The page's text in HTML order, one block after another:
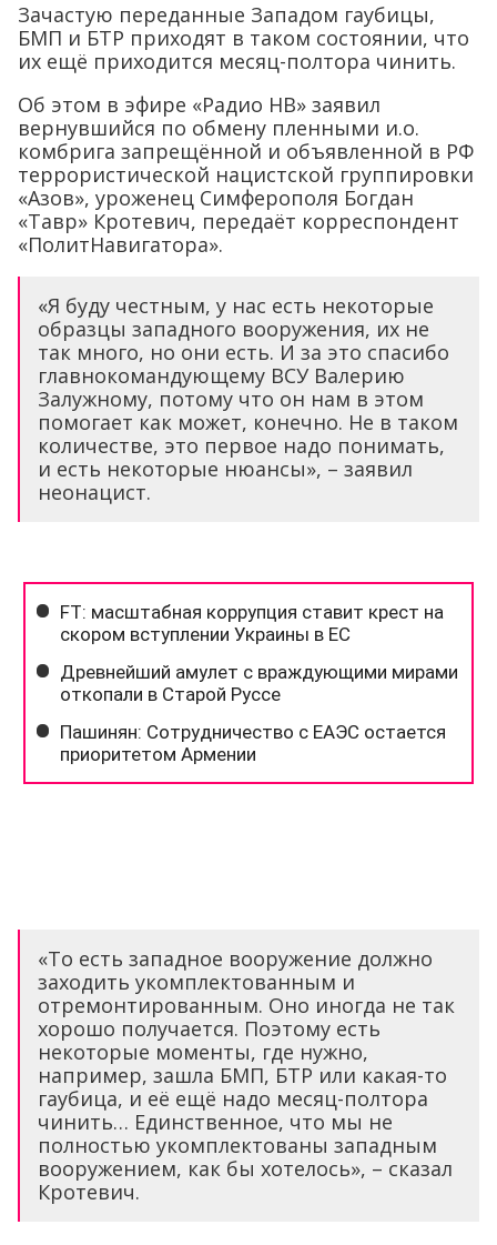
Зачастую переданные Западом гаубицы,
БМП и БТР приходят в таком состоянии, что
их ещё приходится месяц-полтора чинить.
Об этом в эфире «Радио НВ» заявил
вернувшийся по обмену пленными и.о.
комбрига запрещённой и объявленной в РФ
террористической нацистской группировки
«Азов», уроженец Симферополя Богдан
«Тавр» Кротевич, передаёт корреспондент
«ПолитНавигатора».
«Я буду честным, у нас есть некоторые
образцы западного вооружения, их не
так много, но они есть. И за это спасибо
главнокомандующему ВСУ Валерию
Залужному, потому что он нам в этом
помогает как может, конечно. Не в таком
количестве, это первое надо понимать,
и есть некоторые нюансы», – заявил
неонацист.
«То есть западное вооружение должно
заходить укомплектованным и
отремонтированным. Оно иногда не так
хорошо получается. Поэтому есть
некоторые моменты, где нужно,
например, зашла БМП, БТР или какая-то
гаубица, и её ещё надо месяц-полтора
чинить… Единственное, что мы не
полностью укомплектованы западным
вооружением, как бы хотелось», – сказал
Кротевич.